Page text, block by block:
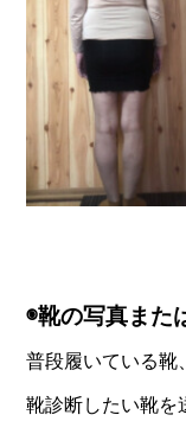
◉靴の写真また
普段履いている靴
靴診断したい靴を